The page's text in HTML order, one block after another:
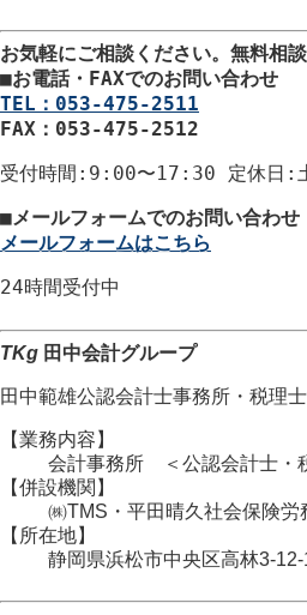
お気軽にご相談ください。 無料相
■お電話・FAXでのお問い合わせ
TEL：053-475-2511
FAX：053-475-2512
受付時間 :9:00〜17:30 定休日 :
■メールフォームでのお問い合わせ
メールフォームはこちら
24時間受付中
TKg 田中会計グループ
田中範雄公認会計士事務所 ・ 税理
【業務内容】
会計事務所 ＜公認会計士・
【併設機関】
㈱TMS・平田晴久社会保険労
【所在地】
静岡県浜松市中央区高林3-